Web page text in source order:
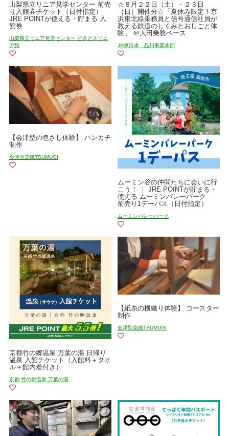
山梨県立リニア見学センター 前売
り入館券チケット（日付指定）
JRE POINTが使える・貯まる 入
館券
山梨県立リニア見学センター どきどきリニ
ア館
☆８月２２日（土）・２３日
（日）開催分☆「夏休み限定！京
浜東北線乗務員と信号通信社員が
教える鉄道のしくみとおしごと体
験」 ＠大田乗務ベース
JR東日本 品川事業本部
【会津型の色さし体験】 ハンカチ
制作
会津型染織TSUMUGI
ムーミン谷の仲間たちに会いに行
こう！ ｜ JRE POINTが貯まる・
使える ムーミンバレーパーク
前売り1デーパス（日付指定）
ムーミンバレーパーク
京都竹の郷温泉 万葉の湯 日帰り
温泉 入館チケット（入館料＋タオ
ル＋館内着付き）
京都 竹の郷温泉 万葉の湯
【紙糸の機織り体験】 コースター
制作
会津型染織TSUMUGI